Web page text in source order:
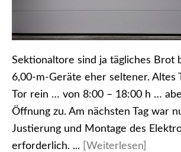
Sektionaltore sind ja tägliches Brot
6,00-m-Geräte eher seltener. Altes
Tor rein … von 8:00 – 18:00 h …
Öffnung zu. Am nächsten Tag war
Justierung und Montage des
erforderlich. ...
[Weiterlesen]